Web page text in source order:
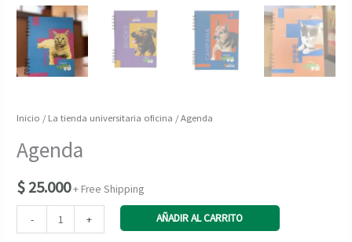
Inicio / La tienda universitaria oficina / Agenda
Agenda
$25.000+ Free Shipping
-
cantidad
+ AÑADIR AL CARRITO